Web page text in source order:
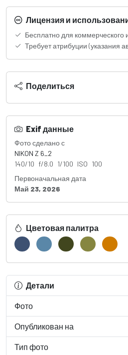
Лицензия и
Бесплатно для коммерческого
Требует атрибуции (указания
Поделиться
Exif данные
Фото сделано с
NIKON Z 6_2
140/10 f/8.0 1/100 ISO 100
Первоначальная дата
Май 23, 2026
Цветовая палитра
Детали
Фото
Опубликован на
Тип фото